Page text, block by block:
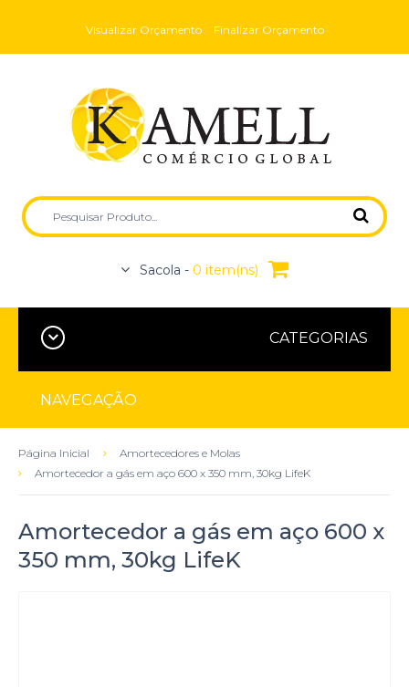
Visualizar Orçamento Finalizar Orçamento
Sacola - 0 item(ns)
CATEGORIAS
NAVEGAÇÃO
Página Inicial
Amortecedores e Molas
Amortecedor a gás em aço 600 x 350 mm, 30kg LifeK
Amortecedor a gás em aço 600 x
350 mm, 30kg LifeK